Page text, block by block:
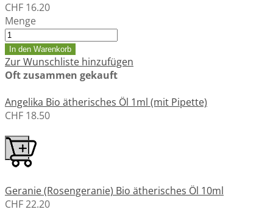
CHF 16.20
Menge
In den Warenkorb
Zur Wunschliste hinzufügen
Oft zusammen gekauft
Angelika Bio ätherisches Öl 1ml (mit Pipette)
CHF 18.50
Geranie (Rosengeranie) Bio ätherisches Öl 10ml
CHF 22.20